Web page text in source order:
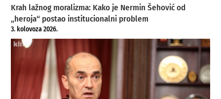
Krah lažnog moralizma: Kako je Nermin Šehović od
„heroja“ postao institucionalni problem
3. kolovoza 2026.